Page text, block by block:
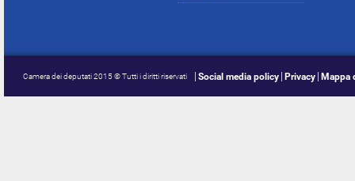
Camera dei deputati 2015 © Tutti i diritti riservati Social media policy Privacy Mappa